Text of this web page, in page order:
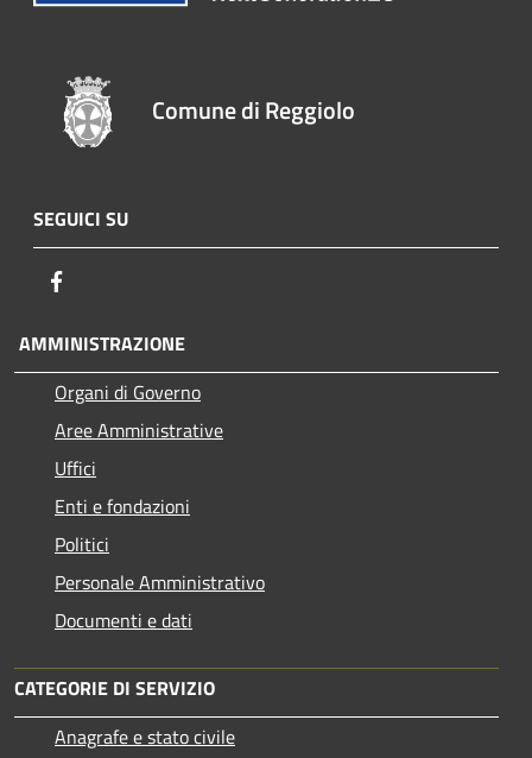
Comune di Reggiolo
SEGUICI SU
AMMINISTRAZIONE
Organi di Governo
Aree Amministrative
Uffici
Enti e fondazioni
Politici
Personale Amministrativo
Documenti e dati
CATEGORIE DI SERVIZIO
Anagrafe e stato civile